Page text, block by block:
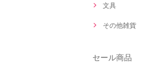
文具
その他雑貨
セール商品